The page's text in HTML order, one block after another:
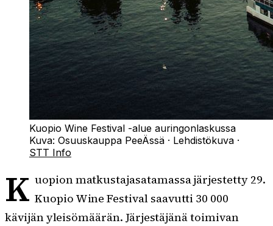
Kuopio Wine Festival -alue auringonlaskussa
Kuva: Osuuskauppa PeeÄssä · Lehdistökuva ·
STT Info
K uopion matkustajasatamassa järjestetty 29.
Kuopio Wine Festival saavutti 30 000
kävijän yleisömäärän. Järjestäjänä toimivan